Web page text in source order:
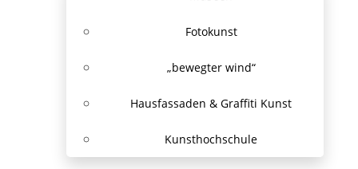
Fotokunst
„bewegter wind“
Hausfassaden & Graffiti Kunst
Kunsthochschule